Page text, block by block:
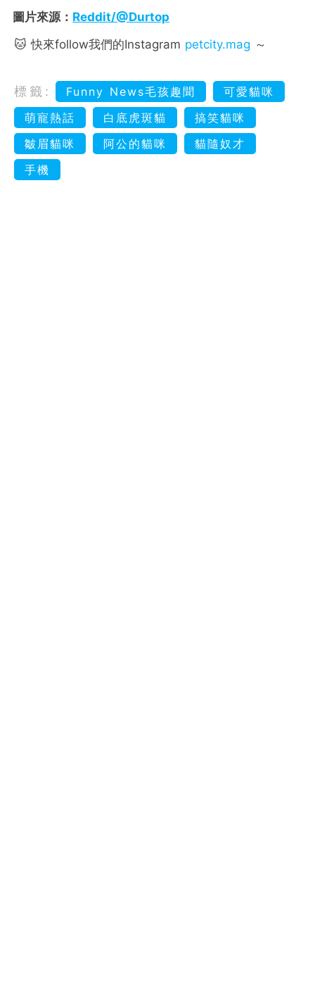
圖片來源： Reddit/@Durtop
🐱 快來follow我們的Instagram petcity.mag ～
標籤: Funny News毛孩趣聞
可愛貓咪
萌寵熱話
白底虎斑貓
搞笑貓咪
皺眉貓咪
阿公的貓咪
貓隨奴才
手機